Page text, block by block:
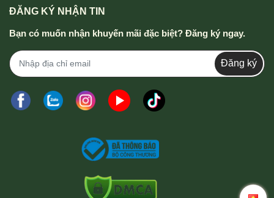
ĐĂNG KÝ NHẬN TIN
Bạn có muốn nhận khuyến mãi đặc biệt? Đăng ký ngay.
Đăng ký